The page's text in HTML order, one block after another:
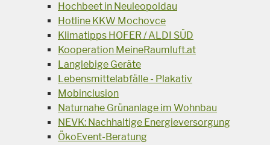
Hochbeet in Neuleopoldau
Hotline KKW Mochovce
Klimatipps HOFER / ALDI SÜD
Kooperation MeineRaumluft.at
Langlebige Geräte
Lebensmittelabfälle - Plakativ
Mobinclusion
Naturnahe Grünanlage im Wohnbau
NEVK: Nachhaltige Energieversorgung
ÖkoEvent-Beratung